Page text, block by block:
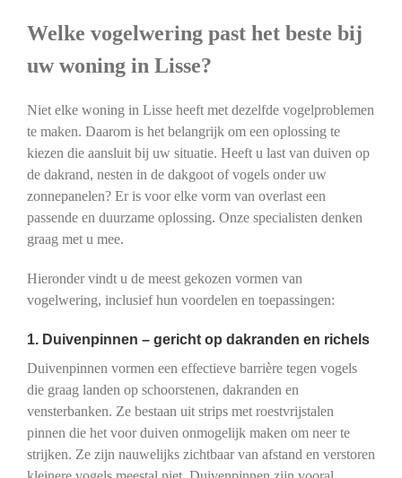
Welke vogelwering past het beste bij
uw woning in Lisse?
Niet elke woning in Lisse heeft met dezelfde vogelproblemen
te maken. Daarom is het belangrijk om een oplossing te
kiezen die aansluit bij uw situatie. Heeft u last van duiven op
de dakrand, nesten in de dakgoot of vogels onder uw
zonnepanelen? Er is voor elke vorm van overlast een
passende en duurzame oplossing. Onze specialisten denken
graag met u mee.
Hieronder vindt u de meest gekozen vormen van
vogelwering, inclusief hun voordelen en toepassingen:
1. Duivenpinnen – gericht op dakranden en richels
Duivenpinnen vormen een effectieve barrière tegen vogels
die graag landen op schoorstenen, dakranden en
vensterbanken. Ze bestaan uit strips met roestvrijstalen
pinnen die het voor duiven onmogelijk maken om neer te
strijken. Ze zijn nauwelijks zichtbaar van afstand en verstoren